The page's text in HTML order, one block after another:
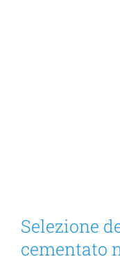
Selezione
cementato